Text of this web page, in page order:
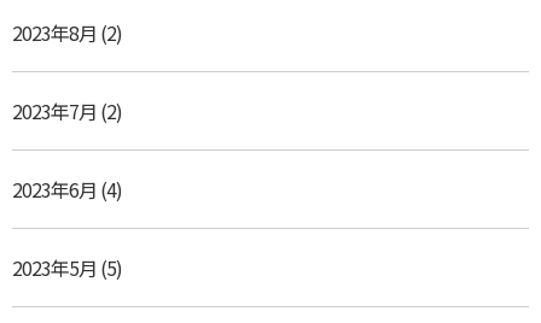
2023年8月 (2)
2023年7月 (2)
2023年6月 (4)
2023年5月 (5)